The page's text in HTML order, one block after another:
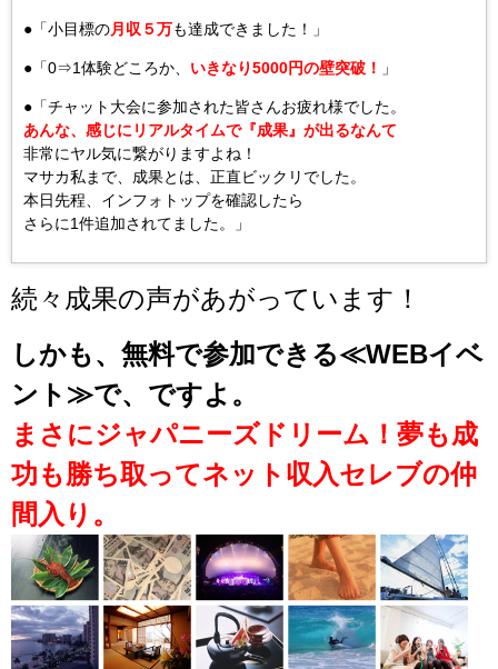
●「小目標の月収５万も達成できました！」
●「0⇒1体験どころか、 いきなり5000円の壁突破！ 」
●「チャット大会に参加された皆さんお疲れ様でした。
あんな、感じにリアルタイムで『成果』が出るなんて
非常にヤル気に繋がりますよね！
マサカ私まで、成果とは、正直ビックリでした。
本日先程、インフォトップを確認したら
さらに1件追加されてました。」
続々成果の声があがっています！
しかも、無料で参加できる≪WEBイベ
ント≫で、ですよ。
まさにジャパニーズドリーム！夢も成
功も勝ち取ってネット収入セレブの仲
間入り。